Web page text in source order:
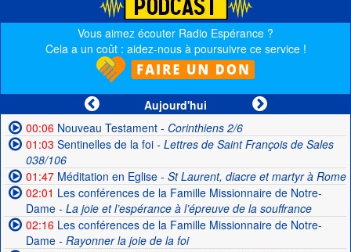
Vous aimez écouter Radio Espérance ?
Cela a un coût : aidez-nous à poursuivre ce service !
Aujourd'hui
00:06Nouveau Testament- Corinthiens 2/6
01:03 Sentinelles de la foi- Lettres de Saint François de Sales
038/106
01:47Méditation en Eglise- St Laurent, diacre et martyr à Rome
02:01 Les conférences de la Famille Missionnaire de Notre-
Dame- La joie et l’espérance à l’épreuve de la souffrance
02:16Les conférences de la Famille Missionnaire de Notre-
Dame- Rayonner la joie de la foi